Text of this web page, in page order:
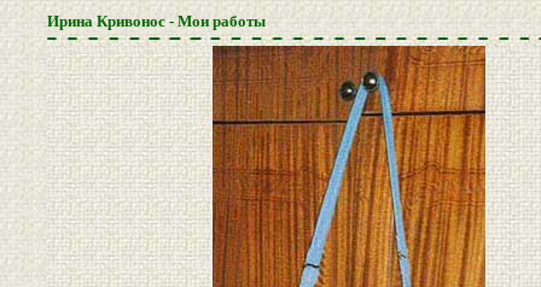
Ирина Кривонос - Мои работы